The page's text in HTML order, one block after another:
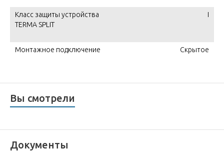
Класс защиты устройства
TERMA SPLIT
I
Монтажное подключение Скрытое
Вы смотрели
Документы